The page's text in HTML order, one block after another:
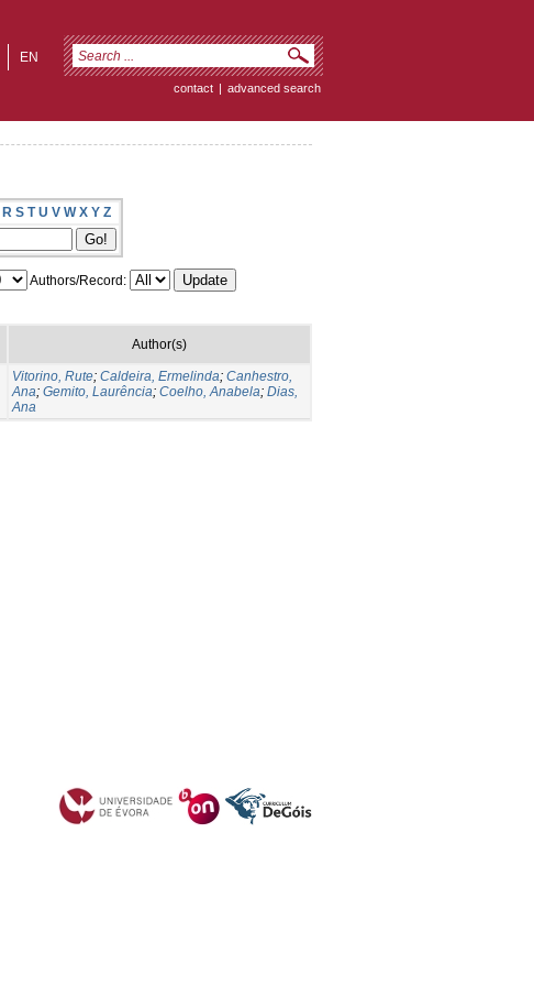
EN
contact | advanced search
R S T U V W X Y Z
Authors/Record:
Author(s)
Vitorino, Rute; Caldeira, Ermelinda; Canhestro,
Ana; Gemito, Laurência; Coelho, Anabela; Dias,
Ana